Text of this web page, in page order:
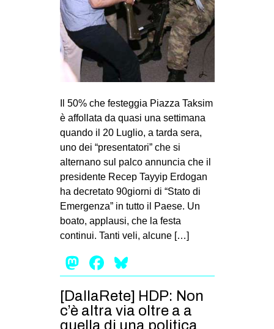
SPAZI
SPORT POPOLARE
MOVIMENTI
AMBIENTE
ANTIFASCISMO
DIRITTO ALL’ABITARE
GENERI
MIGRAZIONI
PRECARIATO
REPRESSIONE
STUDENTI
ARTE
CINEMA
MANIFESTI
Il 50% che festeggia Piazza Taksim
è affollata da quasi una settimana
quando il 20 Luglio, a tarda sera,
uno dei “presentatori” che si
alternano sul palco annuncia che il
presidente Recep Tayyip Erdogan
ha decretato 90giorni di “Stato di
Emergenza” in tutto il Paese. Un
boato, applausi, che la festa
continui. Tanti veli, alcune […]
Mastodon
Facebook
[DallaRete] HDP: Non
c’è altra via oltre a a
quella di una politica